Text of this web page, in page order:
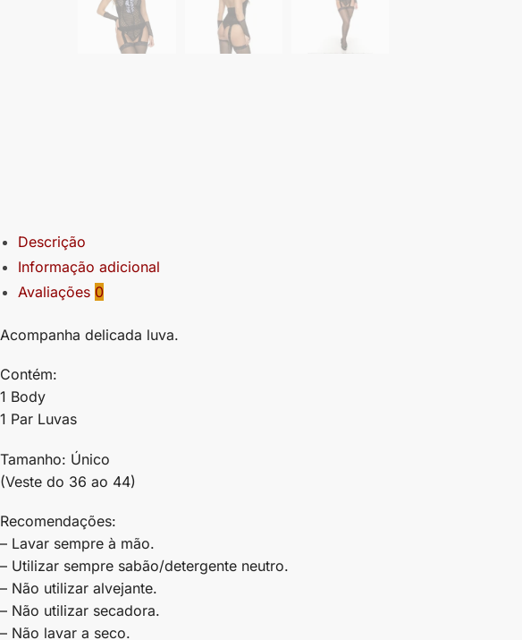
Descrição
Informação adicional
Avaliações 0
Acompanha delicada luva.
Contém:
1 Body
1 Par Luvas
Tamanho: Único
(Veste do 36 ao 44)
Recomendações:
– Lavar sempre à mão.
– Utilizar sempre sabão/detergente neutro.
– Não utilizar alvejante.
– Não utilizar secadora.
– Não lavar a seco.